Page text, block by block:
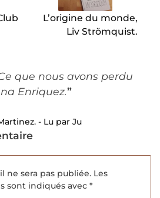
L’origine du monde,
Liv Strömquist.
que nous avons perdu
Enriquez.”
- Lu par Ju
ne sera pas publiée. Les
sont indiqués avec *